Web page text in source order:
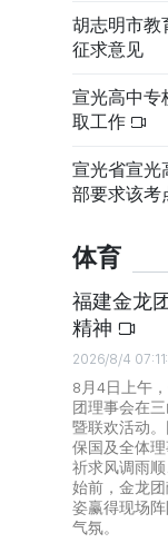
胡志明市教
征求意见
宣光高中专
取工作
宣光省宣光
部要求该考
体育
福建金龙
精神
2026/8/4
8月4日上午
团理事会在
暨联欢活动
保国及全体
祈求风调雨
始前，金龙
姿赢得现场
气氛。